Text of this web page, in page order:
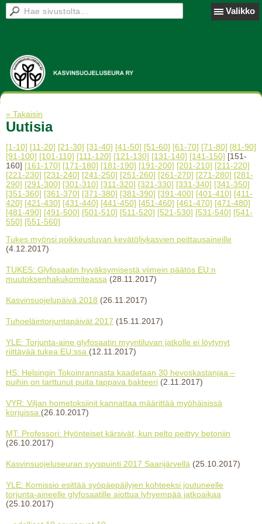
Valikko
« Takaisin
Uutisia
[1-10] [11-20] [21-30] [31-40] [41-50] [51-60] [61-70] [71-80] [81-90]
[91-100] [101-110] [111-120] [121-130] [131-140] [141-150] [151-
160] [161-170] [171-180] [181-190] [191-200] [201-210] [211-220]
[221-230] [231-240] [241-250] [251-260] [261-270] [271-280] [281-
290] [291-300] [301-310] [311-320] [321-330] [331-340] [341-350]
[351-360] [361-370] [371-380] [381-390] [391-400] [401-410] [411-
420] [421-430] [431-440] [441-450] [451-460] [461-470] [471-480]
[481-490] [491-500] [501-510] [511-520] [521-530] [531-540] [541-
550] [551-560]
Tukes myönsi poikkeusluvan kevätöljykasvien peittausaineille
(4.12.2017)
TUKES: Glyfosaatin hyväksymisestä viimein päätös EU:n
muutoksenhakukomiteassa (28.11.2017)
Kasvinsuojelupäivä 2018 (26.11.2017)
Tuhoeläintorjuntapäivät 2017 (15.11.2017)
YLE: Torjunta-aine glyfosaatin myyntiluvan jatkolle ei löytynyt
riittävää tukea EU:ssa (12.11.2017)
HS: Helsingin Tokoinrannasta kaadetaan 30 hevoskastanjaa –
puihin on tarttunut puita tappava bakteeri (2.11.2017)
VYR: Viljan hometoksiinit kannattaa määrittää myöhäisissä
korjuissa (26.10.2017)
MT: Professori: Hyönteiset kärsivät, kun pelto peittyy betoniin
(26.10.2017)
Kasvinsuojeluseuran syyspuinti 2017 Saarijärvellä (25.10.2017)
YLE: Komissio esittää syöpäepäilyjen kohteeksi joutuneelle
torjunta-aineelle glyfosaatille aiottua lyhyempää jatkoaikaa
(25.10.2017)